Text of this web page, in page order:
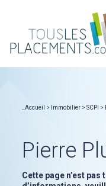
_Accueil > Immobilier >SCPI >
Pierre
Cette page n’est pas